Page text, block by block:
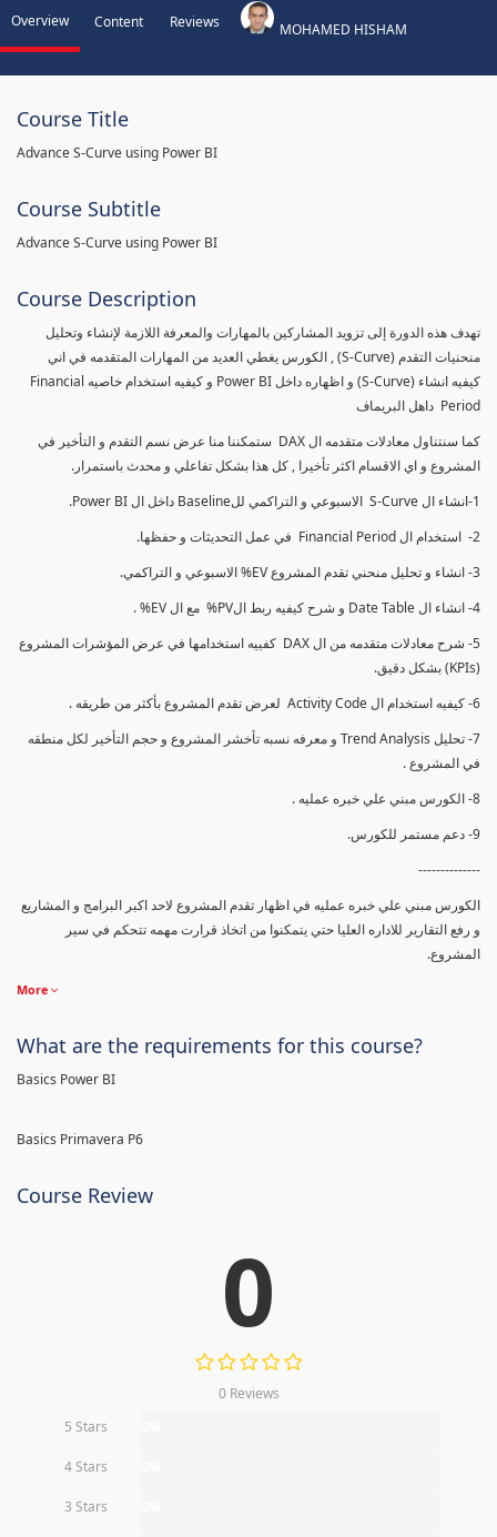
Overview Content Reviews MOHAMED HISHAM
Course Title
Advance S-Curve using Power BI
Course Subtitle
Advance S-Curve using Power BI
Course Description
تهدف هذه الدورة إلى تزويد المشاركين بالمهارات والمعرفة اللازمة لإنشاء وتحليل
منحنيات التقدم (S-Curve) , الكورس يغطي العديد من المهارات المتقدمه في اني
كيفيه انشاء (S-Curve) و اظهاره داخل Power BI و كيفيه استخدام خاصيه Financial
Period داهل البريماف
كما سنتناول معادلات متقدمه ال DAX ستمكننا منا عرض نسم التقدم و التأخير في
المشروع و اي الاقسام اكثر تأخيرا , كل هذا بشكل تفاعلي و محدث باستمرار.
1-انشاء ال S-Curve الاسبوعي و التراكمي للBaseline داخل ال Power BI.
2- استخدام ال Financial Period في عمل التحديثات و حفظها.
3- انشاء و تحليل منحني تقدم المشروع EV% الاسبوعي و التراكمي.
4- انشاء ال Date Table و شرح كيفيه ربط الPV% مع ال EV% .
5- شرح معادلات متقدمه من ال DAX كفييه استخدامها في عرض المؤشرات المشروع
(KPIs) بشكل دقيق.
6- كيفيه استخدام ال Activity Code لعرض تقدم المشروع بأكثر من طريقه .
7- تحليل Trend Analysis و معرفه نسبه تأخشر المشروع و حجم التأخير لكل منطقه
في المشروع .
8- الكورس مبني علي خبره عمليه .
9- دعم مستمر للكورس.
--------------
الكورس مبني علي خبره عمليه في اظهار تقدم المشروع لاحد اكبر البرامج و المشاريع
و رفع التقارير للاداره العليا حتي يتمكنوا من اتخاذ قرارت مهمه تتحكم في سير
المشروع.
More
What are the requirements for this course?
Basics Power BI
Basics Primavera P6
Course Review
0
0 Reviews
5 Stars
4 Stars
3 Stars